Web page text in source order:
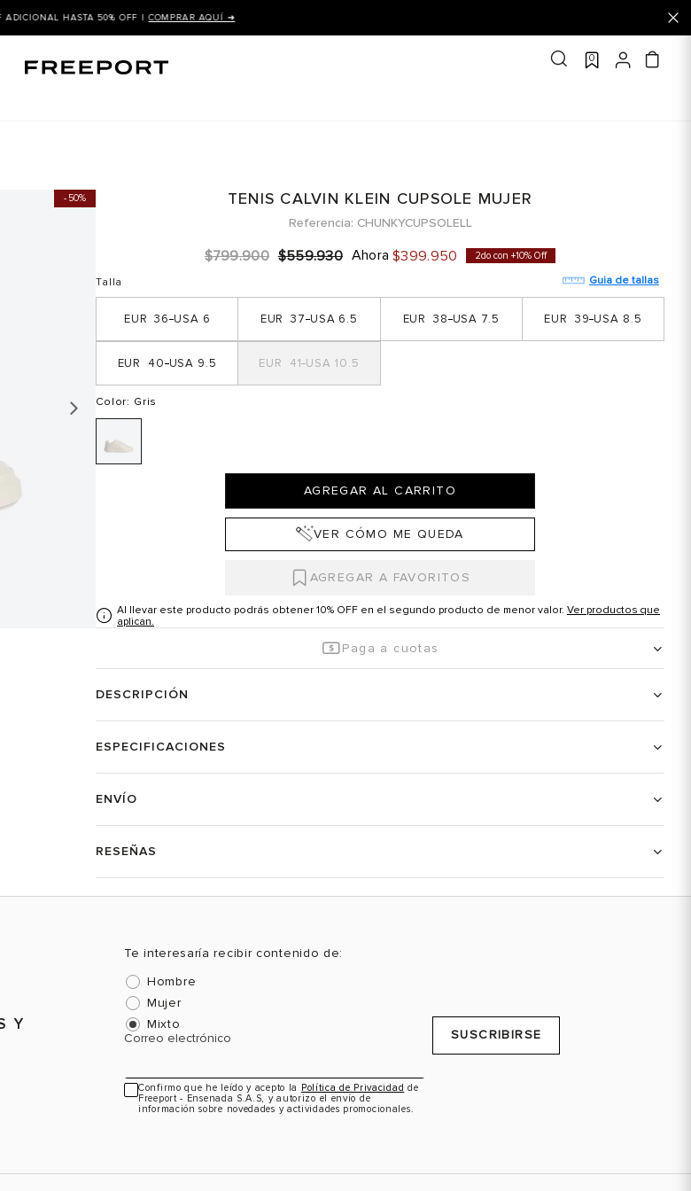
ADICIONAL HASTA 50% OFF |COMPRAR AQUÍ ➜
0
50% TENIS CALVIN KLEIN CUPSOLE MUJER
Referencia CHUNKYCUPSOLELL
$799.900 $559.930 Ahora $399.950 2do con +10% Off
Talla Guia de tallas
6
36 6.5
37 7.5
38 8.5
39
9.5
40 10.5
41
Color: Gris
AGREGAR AL CARRITO
VER CÓMO ME QUEDA
Al llevar este producto podrás obtener 10% OFF en el segundo producto de menor valor. Ver productos que
aplican.
Paga a cuotas
DESCRIPCIÓN
ESPECIFICACIONES
ENVÍO
RESEÑAS
Y
Te interesaría recibir contenido de:
Hombre
Mujer
Mixto
Correo electrónico
Confirmo que he leído y acepto la Política de Privacidad de
Freeport - Ensenada S.A.S, y autorizo el envío de
información sobre novedades y actividades promocionales.
SUSCRIBIRSE